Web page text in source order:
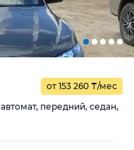
от 153 260 ₸/мес
передний, седан,